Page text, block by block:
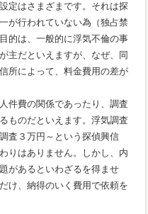
定はさまざまです。それは探
が行われていない為（独占禁
的は、一般的に浮気不倫の事
主だといえますが、なぜ、同
所によって、料金費用の差が
件費の関係であったり、調査
ものだといえます。浮気調査
査３万円～という探偵興信
りはありません。しかし、内
があるといわざるを得ませ
け、納得のいく費用で依頼を